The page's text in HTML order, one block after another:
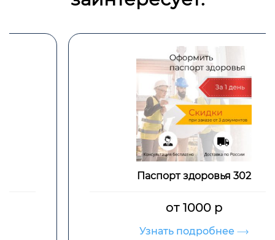
Паспорт здоровья 302
Узнать подробнее